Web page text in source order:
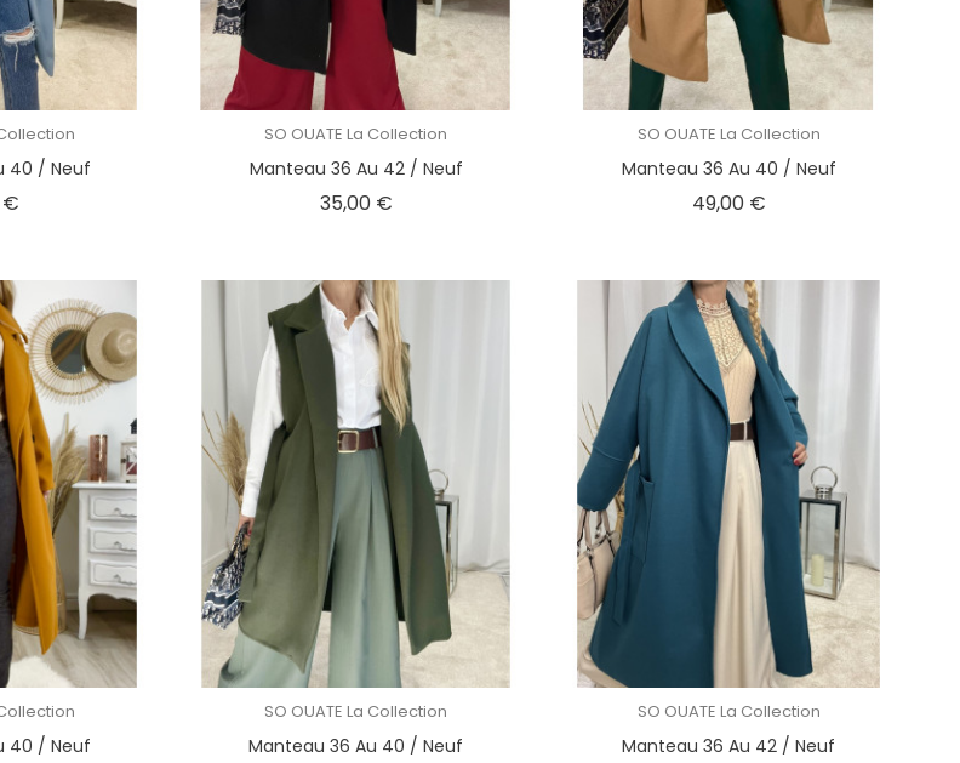
40 / Neuf
€Prix
SO OUATE La Collection
Manteau 36 Au 42 / Neuf
35,00 €Prix
SO OUATE La Collection
Manteau 36 Au 40 / Neuf
49,00 €Prix
40 / Neuf
SO OUATE La Collection
Manteau 36 Au 40 / Neuf
SO OUATE La Collection
Manteau 36 Au 42 / Neuf